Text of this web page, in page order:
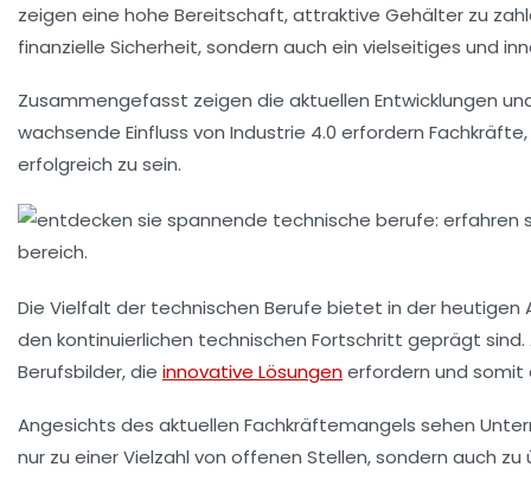
zeigen eine hohe Bereitschaft, attraktive Gehälter zu
finanzielle Sicherheit, sondern auch ein vielseitiges und
Zusammengefasst zeigen die aktuellen Entwicklungen
wachsende Einfluss von Industrie 4.0 erfordern
erfolgreich zu sein.
Die Vielfalt der technischen Berufe bietet in der heutigen
den kontinuierlichen technischen Fortschritt geprägt
Berufsbilder, die innovative Lösungenerfordern und somit
Angesichts des aktuellen Fachkräftemangels sehen
nur zu einer Vielzahl von offenen Stellen, sondern auch